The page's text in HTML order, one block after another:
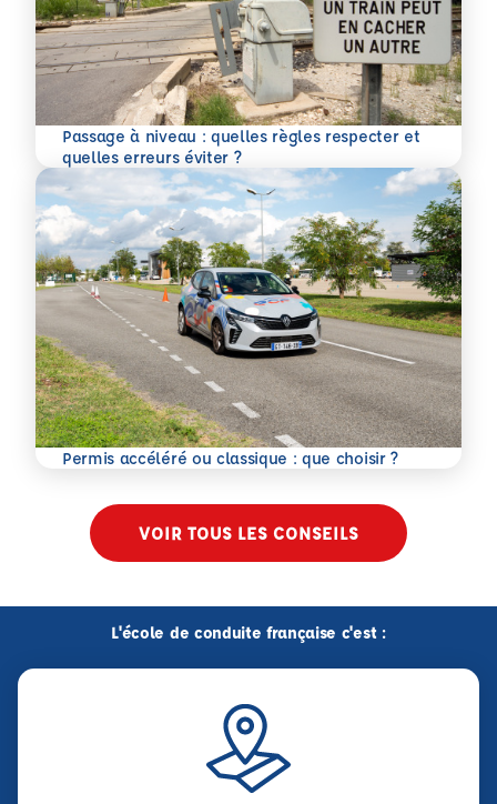
Passage à niveau : quelles règles respecter et
quelles erreurs éviter ?
En savoir plus
Permis accéléré ou classique : que choisir ?
En savoir plus
VOIR TOUS LES CONSEILS
L'école de conduite française c'est :